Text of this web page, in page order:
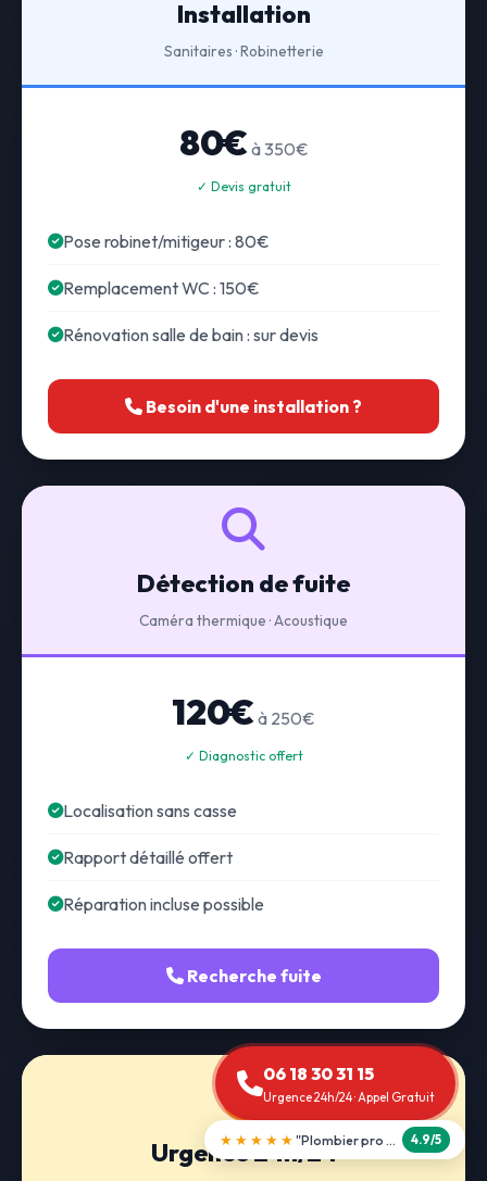
Installation
Sanitaires · Robinetterie
80€ à 350€
✓ Devis gratuit
Pose robinet/mitigeur : 80€
Remplacement WC : 150€
Rénovation salle de bain : sur devis
Besoin d'une installation ?
Détection de fuite
Caméra thermique · Acoustique
120€ à 250€
✓ Diagnostic offert
Localisation sans casse
Rapport détaillé offert
Réparation incluse possible
Recherche fuite
Urgence 24h/24
06 18 30 31 15
Urgence 24h/24 · Appel Gratuit
★★★★★ "Débouchage WC en 30 min" 5.0/5